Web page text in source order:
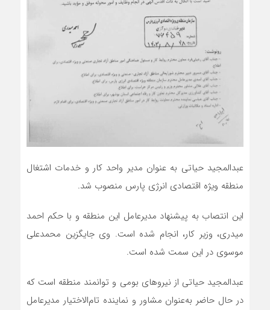
عبدالمجید حیاتی به عنوان مدیر واحد کار و خدمات اشتغال
منطقه ویژه اقتصادی انرژی پارس منصوب شد.
این انتصاب به پیشنهاد مدیرعامل این منطقه و با حکم احمد
میدری، وزیر کار، انجام شده است. وی جایگزین محمدعلی
موسوی در این سمت شده است.
عبدالمجید حیاتی از نیروهای بومی و توانمند منطقه است که
در حال حاضر به‌عنوان مشاور و نماینده تام‌الاختیار مدیرعامل